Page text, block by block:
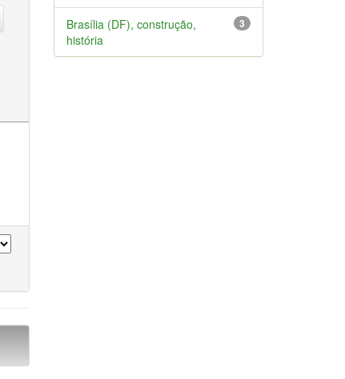
3
Brasília (DF), construção,
história